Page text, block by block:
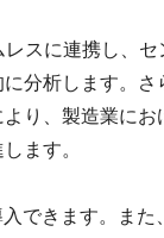
スに連携し、
分析します。
り、製造業に
ます。
できます。ま